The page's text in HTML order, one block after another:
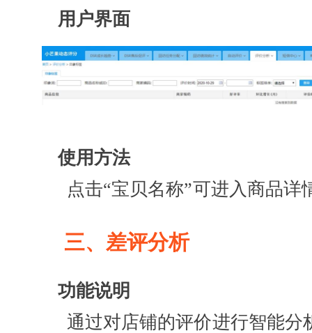
用户界面
使用方法
点击“宝贝名称”可进入商品详
三、差评分析
功能说明
通过对店铺的评价进行智能